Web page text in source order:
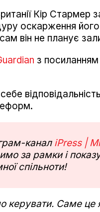
Кір
оскарження
сам він не планує
з
канал iPress |
за рамки і
спільноти!
керувати. Саме це